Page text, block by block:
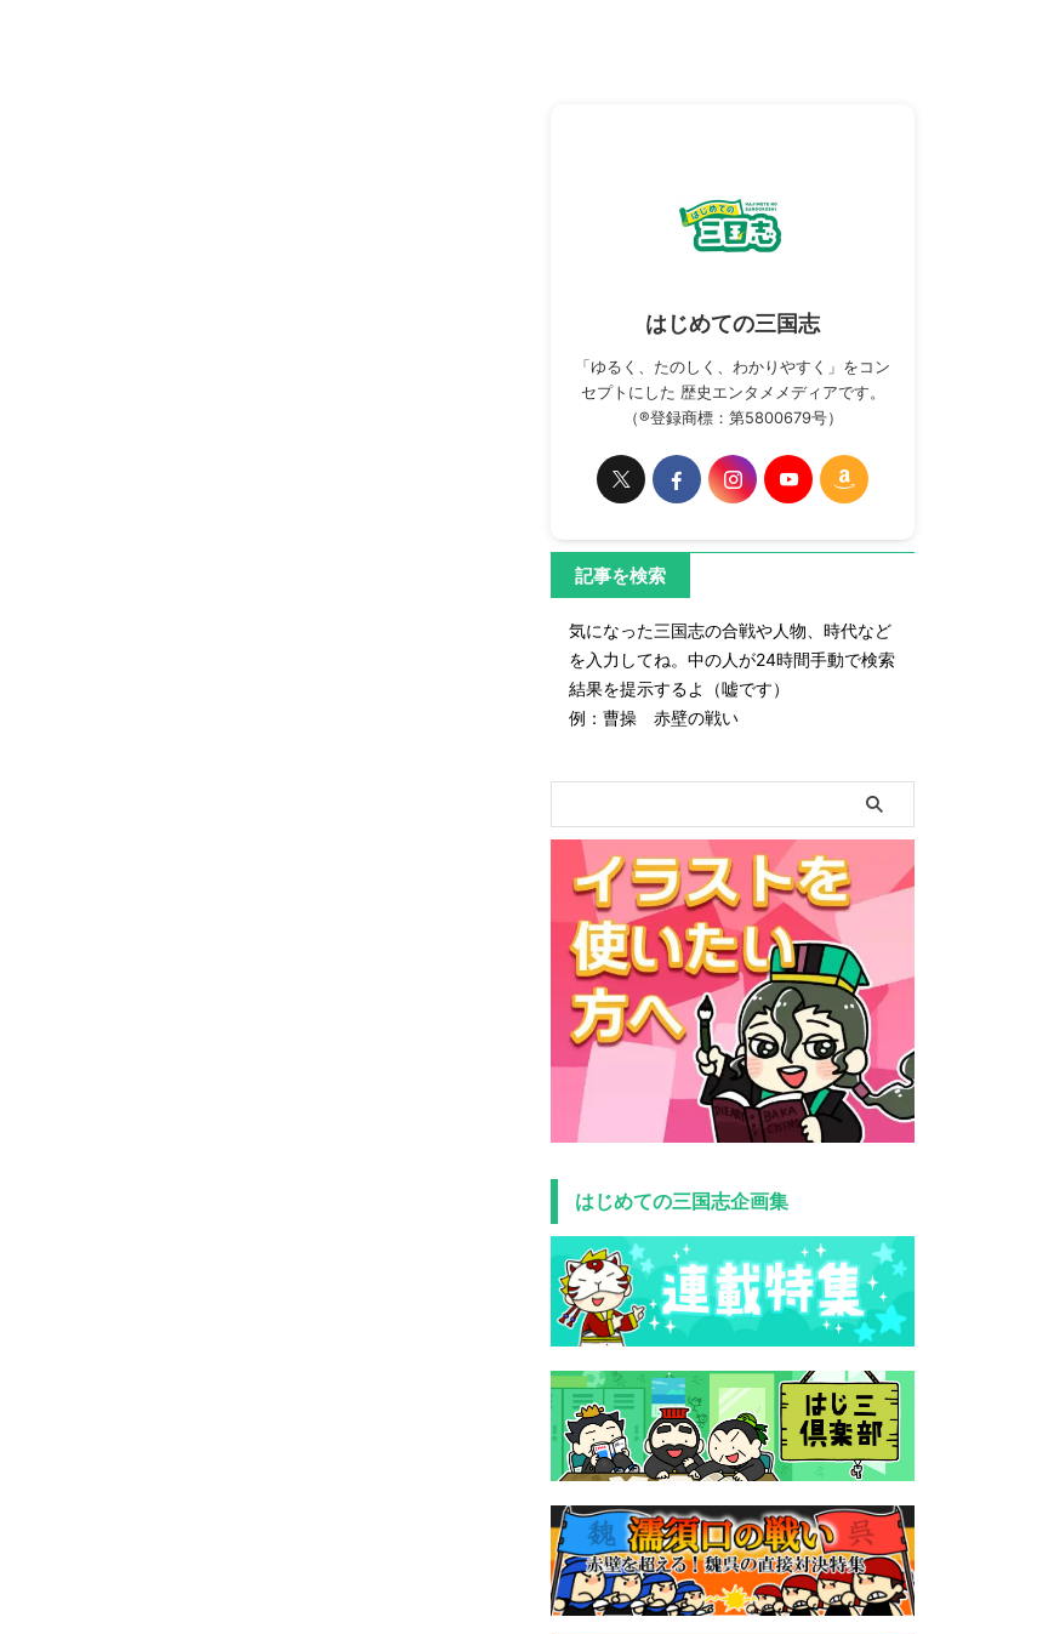
はじめての三国志
「ゆるく、たのしく、わかりやすく」をコン
セプトにした 歴史エンタメメディアです。
（®登録商標：第5800679号）
記事を検索
気になった三国志の合戦や人物、時代など
を入力してね。中の人が24時間手動で検索
結果を提示するよ（嘘です）
例：曹操 赤壁の戦い
はじめての三国志企画集